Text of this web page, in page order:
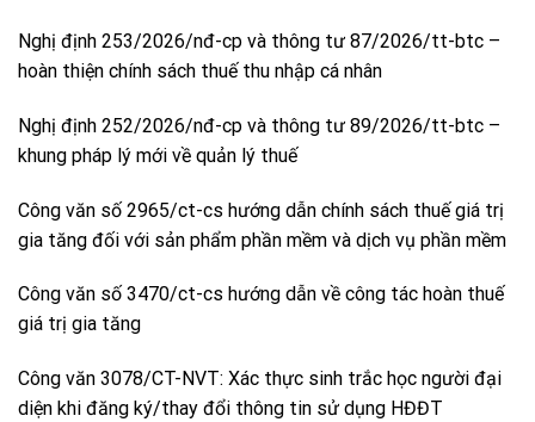
Nghị định 253/2026/nđ-cp và thông tư 87/2026/tt-btc –
hoàn thiện chính sách thuế thu nhập cá nhân
Nghị định 252/2026/nđ-cp và thông tư 89/2026/tt-btc –
khung pháp lý mới về quản lý thuế
Công văn số 2965/ct-cs hướng dẫn chính sách thuế giá trị
gia tăng đối với sản phẩm phần mềm và dịch vụ phần mềm
Công văn số 3470/ct-cs hướng dẫn về công tác hoàn thuế
giá trị gia tăng
Công văn 3078/CT-NVT: Xác thực sinh trắc học người đại
diện khi đăng ký/thay đổi thông tin sử dụng HĐĐT